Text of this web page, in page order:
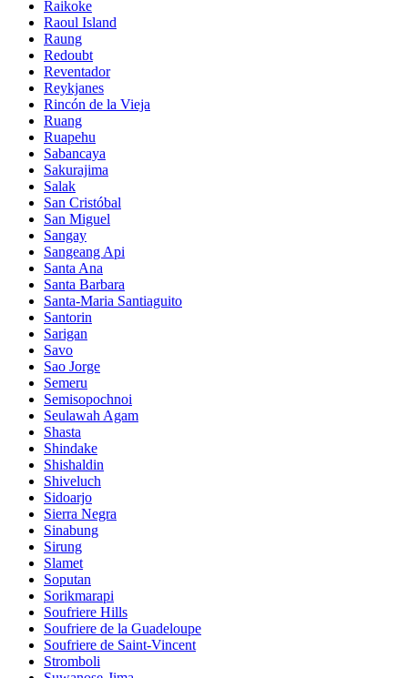
Raikoke
Raoul Island
Raung
Redoubt
Reventador
Reykjanes
Rincón de la Vieja
Ruang
Ruapehu
Sabancaya
Sakurajima
Salak
San Cristóbal
San Miguel
Sangay
Sangeang Api
Santa Ana
Santa Barbara
Santa-Maria Santiaguito
Santorin
Sarigan
Savo
Sao Jorge
Semeru
Semisopochnoi
Seulawah Agam
Shasta
Shindake
Shishaldin
Shiveluch
Sidoarjo
Sierra Negra
Sinabung
Sirung
Slamet
Soputan
Sorikmarapi
Soufriere Hills
Soufriere de la Guadeloupe
Soufriere de Saint-Vincent
Stromboli